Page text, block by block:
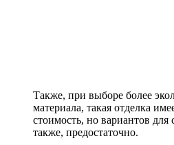
Также, при выборе более
материала, такая отделка
стоимость, но вариантов
также, предостаточно.